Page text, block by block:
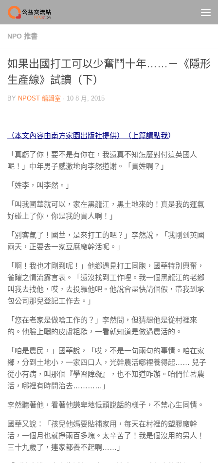
Skip to content
NPO 推書
如果出國打工可以少奮鬥十年……－《隱形
生產線》試讀（下）
BY NPOST 編輯室 · 10 8 月, 2015
（本文內容由南方家園出版社提供）（上篇請點我）
「真虧了你！要不是有你在，我還真不知怎麼對付這英國人
呢！」中年男子感激地向李然道謝。「貴姓啊？」
「姓李，叫李然。」
「叫我國華就可以，家在黑龍江，黑土地來的！真是我的運氣
好碰上了你，你是我的貴人啊！」
「別客氣了！國華，是來打工的吧？」李然說，「我剛到英國
兩天，正要去一家豆腐廠幹活呢。」
「啊！我也才剛到呢！」他鄉遇見打工同胞，國華特別興奮，
雀躍之情流露言表。「還沒找到工作哩。我一個黑龍江的老鄉
叫我去找他，哎，去投靠他吧。他說會盡快請個假，帶我到承
包公司那兒登記工作去。」
「您在老家是做啥工作的？」李然問，但猜想他是從村裡來
的。他臉上曬的皮膚粗糙，一看就知道是做過農活的。
「咱是農民，」國華說，「哎，不是一句兩句的事情。咱在家
鄉，分到土地小，一家四口人，光幹農活哪裡養得起…… 兒子
從小有病，叫那個『學習障礙』，也不知道咋辦。咱們忙著農
活，哪裡有時間治去…………」
李然聽著他，看著他謙卑地低頭說話的樣子，不禁心生同情。
國華又說：「孩兒他媽要貼補家用，每天在村裡的塑膠廠幹
活，一個月也就掙兩百多塊。太辛苦了！我是個沒用的男人！
三十九歲了，連家都養不起啊……」